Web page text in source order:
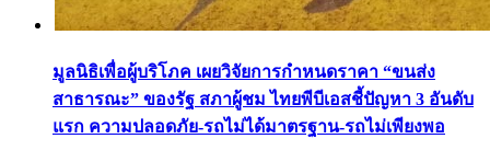
มูลนิธิเพื่อผู้บริโภค เผยวิจัยการกำหนดราคา “ขนส่ง
สาธารณะ” ของรัฐ สภาผู้ชม ไทยพีบีเอสชี้ปัญหา 3 อันดับ
แรก ความปลอดภัย-รถไม่ได้มาตรฐาน-รถไม่เพียงพอ